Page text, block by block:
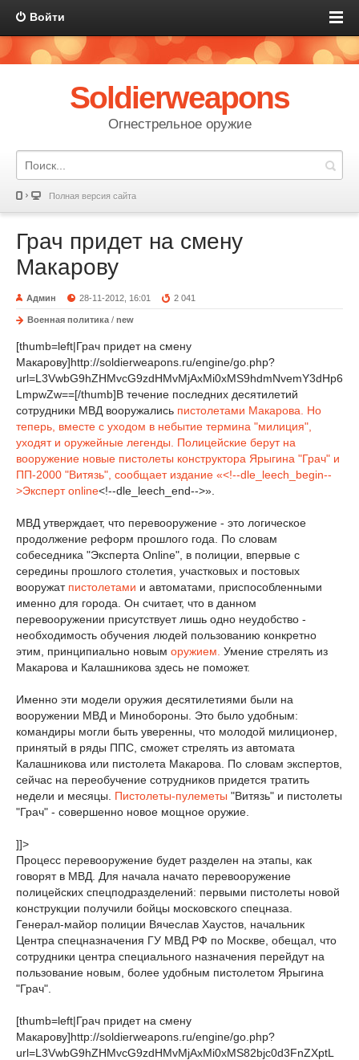
Войти
Soldierweapons
Огнестрельное оружие
Полная версия сайта
Грач придет на смену
Макарову
Админ 28-11-2012, 16:01 2 041
Военная политика / new
[thumb=left|Грач придет на смену
Макарову]http://soldierweapons.ru/engine/go.php?
url=L3VwbG9hZHMvcG9zdHMvMjAxMi0xMS9hdmNvemY3dHp6
LmpwZw==[/thumb]В течение последних десятилетий
сотрудники МВД вооружались пистолетами Макарова. Но
теперь, вместе с уходом в небытие термина "милиция",
уходят и оружейные легенды. Полицейские берут на
вооружение новые пистолеты конструктора Ярыгина "Грач" и
ПП-2000 "Витязь", сообщает издание «<!--dle_leech_begin--
>Эксперт online<!--dle_leech_end-->».
МВД утверждает, что перевооружение - это логическое
продолжение реформ прошлого года. По словам
собеседника "Эксперта Online", в полиции, впервые с
середины прошлого столетия, участковых и постовых
вооружат пистолетами и автоматами, приспособленными
именно для города. Он считает, что в данном
перевооружении присутствует лишь одно неудобство -
необходимость обучения людей пользованию конкретно
этим, принципиально новым оружием. Умение стрелять из
Макарова и Калашникова здесь не поможет.
Именно эти модели оружия десятилетиями были на
вооружении МВД и Минобороны. Это было удобным:
командиры могли быть уверенны, что молодой милиционер,
принятый в ряды ППС, сможет стрелять из автомата
Калашникова или пистолета Макарова. По словам экспертов,
сейчас на переобучение сотрудников придется тратить
недели и месяцы. Пистолеты-пулеметы "Витязь" и пистолеты
"Грач" - совершенно новое мощное оружие.
]]>
Процесс перевооружение будет разделен на этапы, как
говорят в МВД. Для начала начато перевооружение
полицейских спецподразделений: первыми пистолеты новой
конструкции получили бойцы московского спецназа.
Генерал-майор полиции Вячеслав Хаустов, начальник
Центра спецназначения ГУ МВД РФ по Москве, обещал, что
сотрудники центра специального назначения перейдут на
пользование новым, более удобным пистолетом Ярыгина
"Грач".
[thumb=left|Грач придет на смену
Макарову]http://soldierweapons.ru/engine/go.php?
url=L3VwbG9hZHMvcG9zdHMvMjAxMi0xMS82bjc0d3FnZXptL